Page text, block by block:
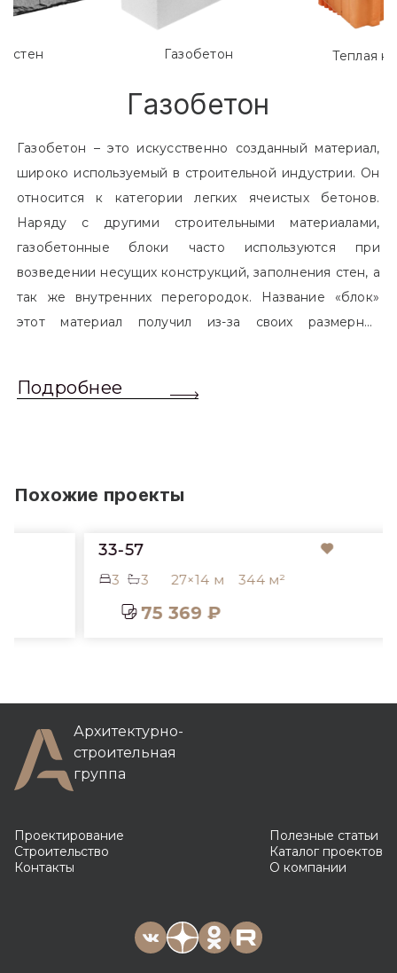
Газобетон Теплая
Газобетон
Газобетон – это искусственно созданный материал,
широко используемый в строительной индустрии. Он
относится к категории легких ячеистых бетонов.
Наряду с другими строительными материалами,
газобетонные блоки часто используются при
возведении несущих конструкций, заполнения стен, а
так же внутренних перегородок. Название «блок»
этот материал получил из-за своих размерных
обычный одинарный кирпич. Размер блоков различен
Подробнее
Похожие проекты
33-57
3 27×14 м 344 м²
75 369 ₽
Архитектурно-
строительная
группа
Проектирование
Строительство
Контакты
Полезные статьи
Каталог проектов
О компании